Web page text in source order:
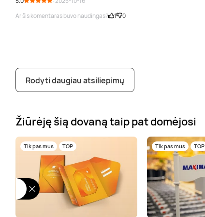
Ar šis komentaras buvo naudingas?
1 0
Rodyti daugiau atsiliepimų
Žiūrėję šią dovaną taip pat domėjosi
Tik pas mus TOP Tik pas mus TOP